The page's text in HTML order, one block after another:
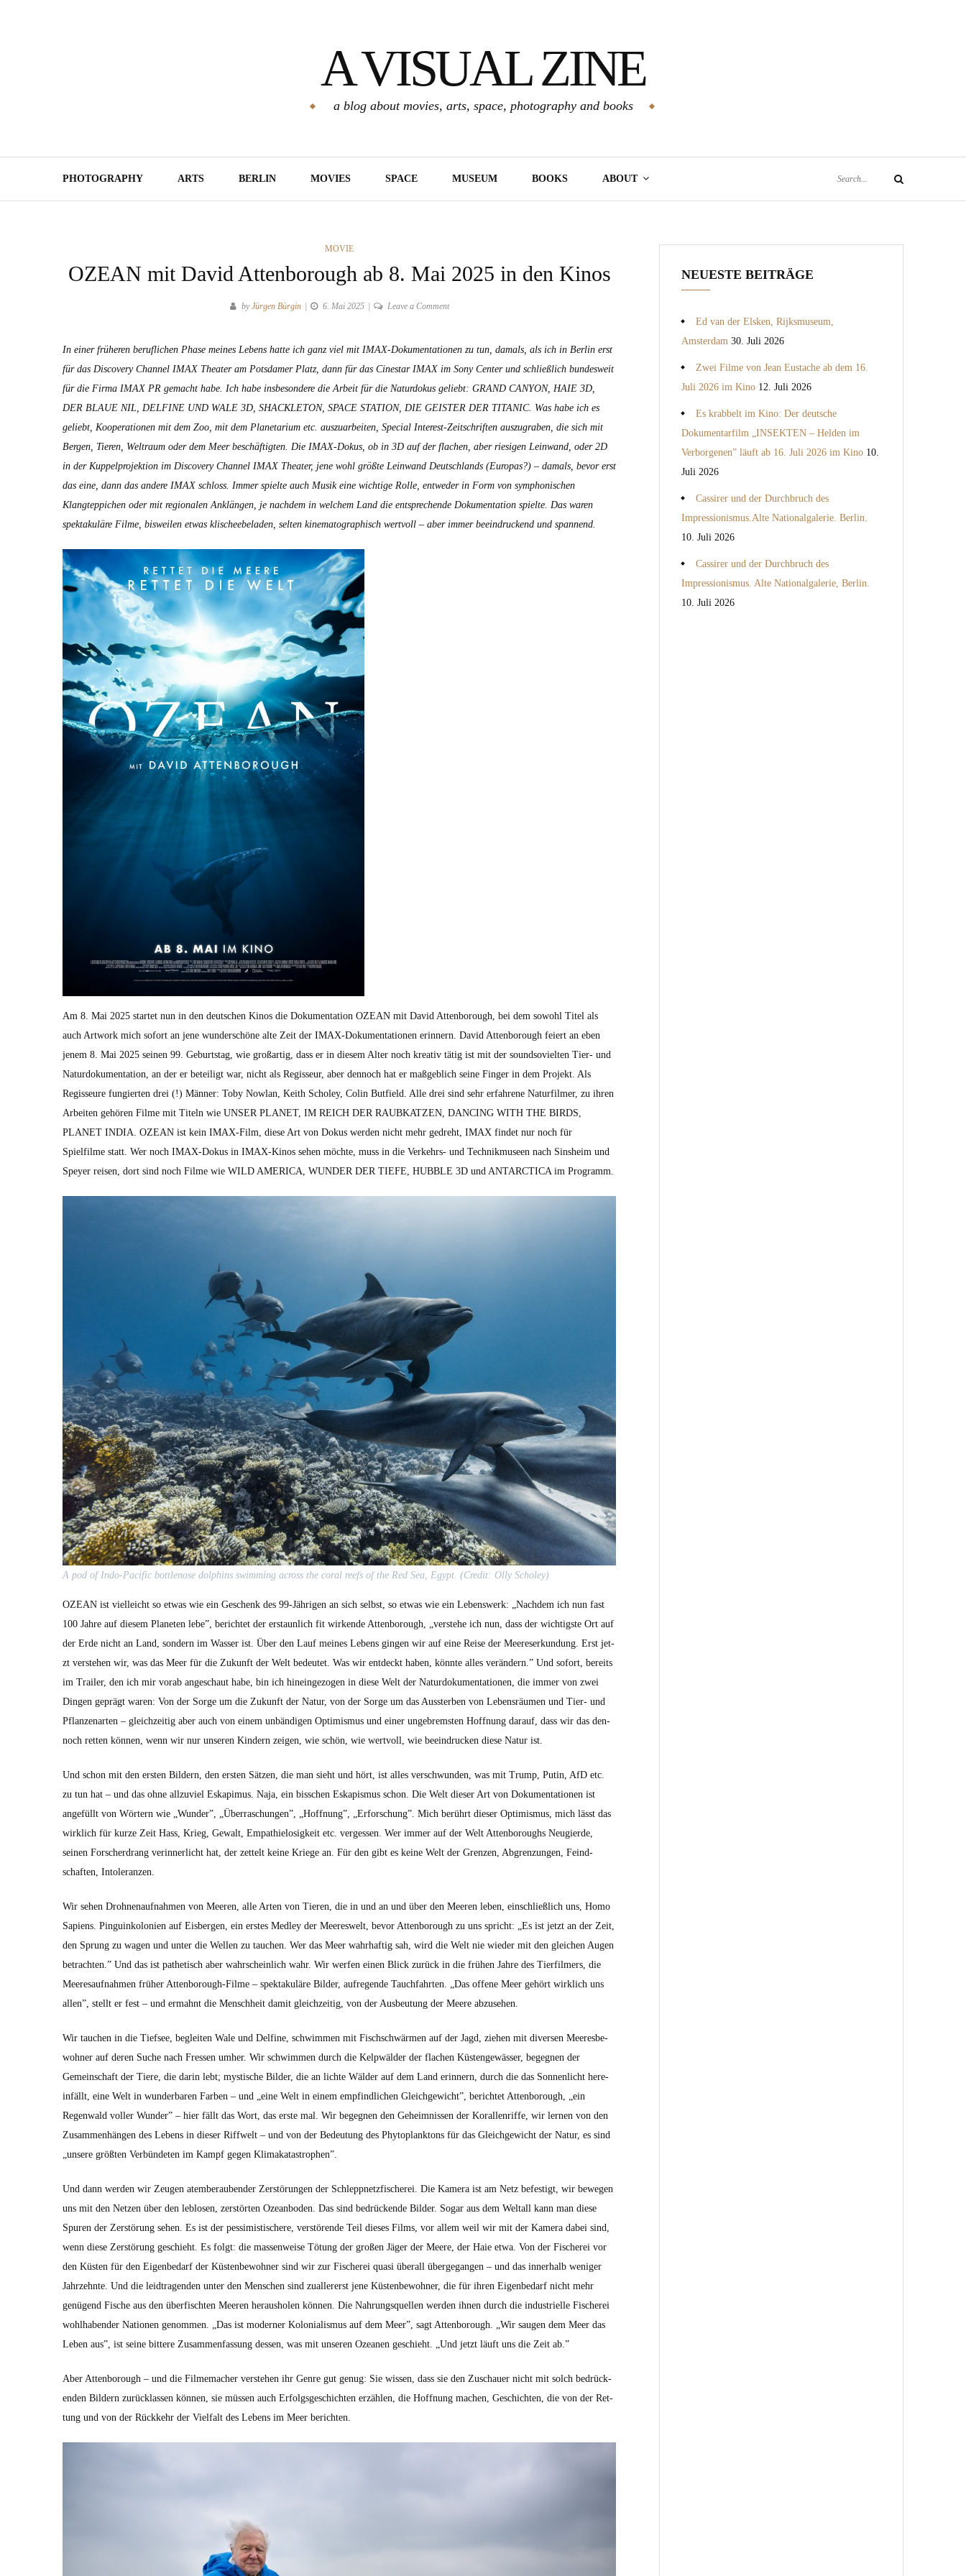
A VISUAL ZINE
a blog about movies, arts, space, photography and books
PHOTOGRAPHY ARTS BERLIN MOVIES SPACE MUSEUM BOOKS ABOUT Search
CATEGORIES
MOVIE
OZEAN mit David Attenborough ab 8. Mai 2025 in den Kinos
byJürgen Bürgin 6. Mai 2025 Leave a Commenton
David
Attenborough
ab
8.
in
den
Kinos
In ein­er früheren beru­flichen Phase meines Lebens hat­te ich ganz viel mit IMAX-Doku­men­ta­tio­nen zu tun, damals, als ich in Berlin erst
für das Dis­cov­ery Chan­nel IMAX The­ater am Pots­damer Platz, dann für das Cines­tar IMAX im Sony Cen­ter und schließlich bun­desweit
für die Fir­ma IMAX PR gemacht habe. Ich habe ins­beson­dere die Arbeit für die Natur­dokus geliebt: GRAND CANYON, HAIE 3D,
DER BLAUE NIL, DELFINE UND WALE 3D, SHACKLETON, SPACE STATION, DIE GEISTER DER TITANIC. Was habe ich es
geliebt, Koop­er­a­tio­nen mit dem Zoo, mit dem Plan­e­tar­i­um etc. auszuar­beit­en, Spe­cial Inter­est-Zeitschriften auszu­graben, die sich mit
Bergen, Tieren, Wel­traum oder dem Meer beschäftigten. Die IMAX-Dokus, ob in 3D auf der flachen, aber riesi­gen Lein­wand, oder 2D
in der Kup­pel­pro­jek­tion im Dis­cov­ery Chan­nel IMAX The­ater, jene wohl größte Lein­wand Deutsch­lands (Europas?) – damals, bevor erst
das eine, dann das andere IMAX schloss. Immer spielte auch Musik eine wichtige Rolle, entwed­er in Form von sym­phonis­chen
Klangtep­pichen oder mit regionalen Anklän­gen, je nach­dem in welchem Land die entsprechende Doku­men­ta­tion spielte. Das waren
spek­takuläre Filme, bisweilen etwas klis­chee­be­laden, sel­ten kine­matographisch wertvoll – aber immer beein­druck­end und span­nend.
Am 8. Mai 2025 startet nun in den deutschen Kinos die Doku­men­ta­tion OZEAN mit David Atten­bor­ough, bei dem sowohl Titel als
auch Art­work mich sofort an jene wun­der­schöne alte Zeit der IMAX-Doku­men­ta­tio­nen erin­nern. David Atten­bor­ough feiert an eben
jen­em 8. Mai 2025 seinen 99. Geburt­stag, wie großar­tig, dass er in diesem Alter noch kreativ tätig ist mit der soundso­viel­ten Tier- und
Natur­doku­men­ta­tion, an der er beteiligt war, nicht als Regis­seur, aber den­noch hat er maßge­blich seine Fin­ger in dem Pro­jekt. Als
Regis­seure fungierten drei (!) Män­ner: Toby Nowl­an, Kei­th Scho­ley, Col­in But­field. Alle drei sind sehr erfahrene Natur­filmer, zu ihren
Arbeit­en gehören Filme mit Titeln wie UNSER PLANET, IM REICH DER RAUBKATZEN, DANCING WITH THE BIRDS,
PLANET INDIA. OZEAN ist kein IMAX-Film, diese Art von Dokus wer­den nicht mehr gedreht, IMAX find­et nur noch für
Spielfilme statt. Wer noch IMAX-Dokus in IMAX-Kinos sehen möchte, muss in die Verkehrs- und Tech­nikmuseen nach Sin­sheim und
Spey­er reisen, dort sind noch Filme wie WILD AMERICA, WUNDER DER TIEFE, HUBBLE 3D und ANTARCTICA im Pro­gramm.
A pod of Indo-Pacif­ic bot­tlenose dol­phins swim­ming across the coral reefs of the Red Sea, Egypt. (Cred­it: Olly Scho­ley)
OZEAN ist vielle­icht so etwas wie ein Geschenk des 99-Jähri­gen an sich selb­st, so etwas wie ein Lebenswerk: „Nach­dem ich nun fast
100 Jahre auf diesem Plan­eten lebe”, berichtet der erstaunlich fit wirk­ende Atten­bor­ough, „ver­ste­he ich nun, dass der wichtig­ste Ort auf
der Erde nicht an Land, son­dern im Wass­er ist. Über den Lauf meines Lebens gin­gen wir auf eine Reise der Meere­serkun­dung. Erst jet­
zt ver­ste­hen wir, was das Meer für die Zukun­ft der Welt bedeutet. Was wir ent­deckt haben, kön­nte alles verän­dern.” Und sofort, bere­its
im Trail­er, den ich mir vor­ab angeschaut habe, bin ich hineinge­zo­gen in diese Welt der Natur­doku­men­ta­tio­nen, die immer von zwei
Din­gen geprägt waren: Von der Sorge um die Zukun­ft der Natur, von der Sorge um das Ausster­ben von Leben­sräu­men und Tier- und
Pflanzenarten – gle­ichzeit­ig aber auch von einem unbändi­gen Opti­mis­mus und ein­er unge­brem­sten Hoff­nung darauf, dass wir das den­
noch ret­ten kön­nen, wenn wir nur unseren Kindern zeigen, wie schön, wie wertvoll, wie beein­druck­en diese Natur ist.
Und schon mit den ersten Bildern, den ersten Sätzen, die man sieht und hört, ist alles ver­schwun­den, was mit Trump, Putin, AfD etc.
zu tun hat – und das ohne allzu­viel Eskapimus. Naja, ein biss­chen Eskapis­mus schon. Die Welt dieser Art von Doku­men­ta­tio­nen ist
ange­füllt von Wörtern wie „Wun­der”, „Über­raschun­gen”, „Hoff­nung”, „Erforschung”. Mich berührt dieser Opti­mis­mus, mich lässt das
wirk­lich für kurze Zeit Hass, Krieg, Gewalt, Empathielosigkeit etc. vergessen. Wer immer auf der Welt Atten­bor­oughs Neugierde,
seinen Forscher­drang verin­ner­licht hat, der zettelt keine Kriege an. Für den gibt es keine Welt der Gren­zen, Abgren­zun­gen, Feind­
schaften, Intol­er­anzen.
Wir sehen Drohne­nauf­nah­men von Meeren, alle Arten von Tieren, die in und an und über den Meeren leben, ein­schließlich uns, Homo
Sapi­ens. Pin­guinkolonien auf Eis­ber­gen, ein erstes Med­ley der Meereswelt, bevor Atten­bor­ough zu uns spricht: „Es ist jet­zt an der Zeit,
den Sprung zu wagen und unter die Wellen zu tauchen. Wer das Meer wahrhaftig sah, wird die Welt nie wieder mit den gle­ichen Augen
betra­cht­en.” Und das ist pathetisch aber wahrschein­lich wahr. Wir wer­fen einen Blick zurück in die frühen Jahre des Tier­filmers, die
Meere­sauf­nah­men früher Atten­bor­ough-Filme – spek­takuläre Bilder, aufre­gende Tauch­fahrten. „Das offene Meer gehört wirk­lich uns
allen”, stellt er fest – und ermah­nt die Men­schheit damit gle­ichzeit­ig, von der Aus­beu­tung der Meere abzuse­hen.
Wir tauchen in die Tief­see, begleit­en Wale und Delfine, schwim­men mit Fis­chschwär­men auf der Jagd, ziehen mit diversen Meeres­be­
wohn­er auf deren Suche nach Fressen umher. Wir schwim­men durch die Kelp­wälder der flachen Küstengewäss­er, begeg­nen der
Gemein­schaft der Tiere, die darin lebt; mys­tis­che Bilder, die an lichte Wälder auf dem Land erin­nern, durch die das Son­nen­licht here­
in­fällt, eine Welt in wun­der­baren Far­ben – und „eine Welt in einem empfind­lichen Gle­ichgewicht”, berichtet Atten­bor­ough, „ein
Regen­wald voller Wun­der” – hier fällt das Wort, das erste mal. Wir begeg­nen den Geheimnis­sen der Koral­len­riffe, wir ler­nen von den
Zusam­men­hän­gen des Lebens in dieser Rif­fwelt – und von der Bedeu­tung des Phy­to­plank­tons für das Gle­ichgewicht der Natur, es sind
„unsere größten Ver­bün­de­ten im Kampf gegen Kli­makatas­tro­phen”.
Und dann wer­den wir Zeu­gen atem­ber­auben­der Zer­störun­gen der Schlepp­net­z­fis­cherei. Die Kam­era ist am Netz befes­tigt, wir bewe­gen
uns mit den Net­zen über den leblosen, zer­störten Ozean­bo­den. Das sind bedrück­ende Bilder. Sog­ar aus dem Weltall kann man diese
Spuren der Zer­störung sehen. Es ist der pes­simistis­chere, ver­störende Teil dieses Films, vor allem weil wir mit der Kam­era dabei sind,
wenn diese Zer­störung geschieht. Es fol­gt: die massen­weise Tötung der großen Jäger der Meere, der Haie etwa. Von der Fis­cherei vor
den Küsten für den Eigenbe­darf der Küsten­be­wohn­er sind wir zur Fis­cherei qua­si über­all überge­gan­gen – und das inner­halb weniger
Jahrzehnte. Und die lei­d­tra­gen­den unter den Men­schen sind zuallererst jene Küsten­be­wohn­er, die für ihren Eigenbe­darf nicht mehr
genü­gend Fis­che aus den über­fis­cht­en Meeren her­aus­holen kön­nen. Die Nahrungsquellen wer­den ihnen durch die indus­trielle Fis­cherei
wohlhaben­der Natio­nen genom­men. „Das ist mod­ern­er Kolo­nial­is­mus auf dem Meer”, sagt Atten­bor­ough. „Wir saugen dem Meer das
Leben aus”, ist seine bit­tere Zusam­men­fas­sung dessen, was mit unseren Ozea­nen geschieht. „Und jet­zt läuft uns die Zeit ab.”
Aber Atten­bor­ough – und die Filmemach­er ver­ste­hen ihr Genre gut genug: Sie wis­sen, dass sie den Zuschauer nicht mit solch bedrück­
enden Bildern zurück­lassen kön­nen, sie müssen auch Erfol­gs­geschicht­en erzählen, die Hoff­nung machen, Geschicht­en, die von der Ret­
tung und von der Rück­kehr der Vielfalt des Lebens im Meer bericht­en.
NEUESTE BEITRÄGE
Ed van der Elsken, Rijksmuseum,
Amsterdam 30. Juli 2026
Zwei Filme von Jean Eustache ab dem 16.
Juli 2026 im Kino 12. Juli 2026
Es krabbelt im Kino: Der deutsche
Dokumentarfilm „INSEKTEN – Helden im
Verborgenen” läuft ab 16. Juli 2026 im Kino 10.
Juli 2026
Cassirer und der Durchbruch des
Impressionismus.Alte Nationalgalerie. Berlin.
10. Juli 2026
Cassirer und der Durchbruch des
Impressionismus. Alte Nationalgalerie, Berlin.
10. Juli 2026